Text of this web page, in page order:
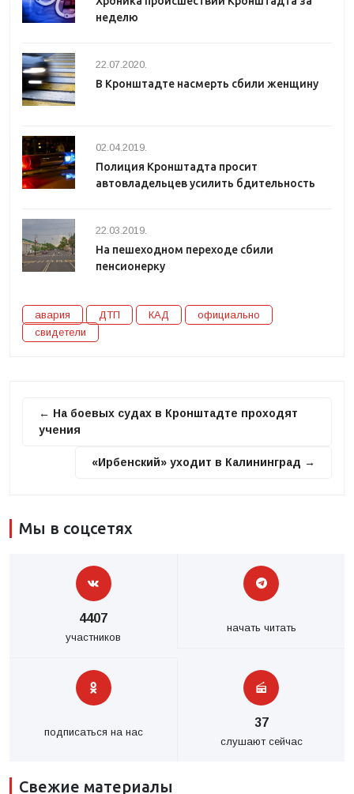
неделю
22.07.2020.
В Кронштадте насмерть сбили женщину
02.04.2019.
Полиция Кронштадта просит
автовладельцев усилить бдительность
22.03.2019.
На пешеходном переходе сбили
пенсионерку
авария ДТП КАД
официально
свидетели
← На боевых судах в Кронштадте проходят
учения
«Ирбенский» уходит в Калининград →
Мы в соцсетях
4407
участников
начать читать
подписаться на нас
37
слушают сейчас
Свежие материалы